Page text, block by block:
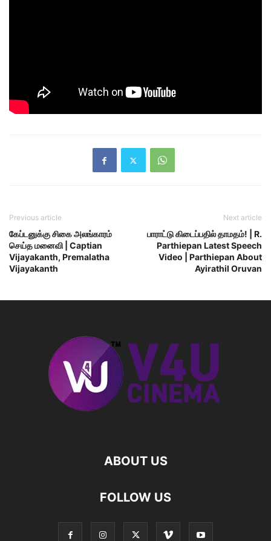
Previous article
கேப்டனுக்கு சிகை அலங்காரம்
செய்த மனைவி | Captian
Vijayakanth, Premalatha
Vijayakanth
Next article
பாராட்டு கிடைப்பதில் தாமதம்! | R.
Parthiepan Latest Speech
Video | Parthiepan About
Ayirathil Oruvan
ABOUT US
FOLLOW US